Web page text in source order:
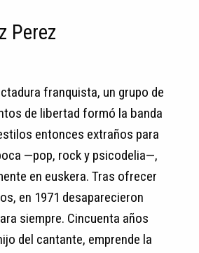
Perez
franquista, un grupo de
de libertad formó la banda
entonces extraños para
—pop, rock y psicodelia—,
en euskera. Tras ofrecer
en 1971 desaparecieron
siempre. Cincuenta años
del cantante, emprende la